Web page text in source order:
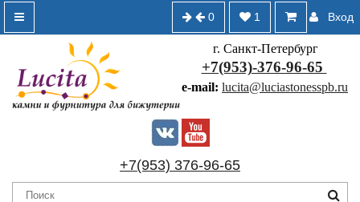
Вход
1
0
г. Санкт-Петербург
+7(953)-376-96-65
e-mail: lucita@luciastonesspb.ru
+7(953) 376-96-65